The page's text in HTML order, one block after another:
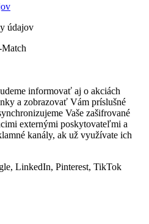
údajov
informovať aj o akciách
a zobrazovať Vám príslušné
Vaše zašifrované
externými poskytovateľmi a
kanály, ak už využívate ich
LinkedIn, Pinterest, TikTok